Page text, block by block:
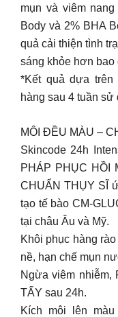
mụn và viêm
Body và 2% BHA
quả cải thiện tình
sáng khỏe hơn bao
*Kết quả dựa trên
hàng sau 4 tuần sử
MÔI ĐỀU MÀU –
Skincode 24h
PHÁP PHỤC HỒI
CHUẨN THỤY SĨ
tạo tế bào CM-
tại châu Âu và Mỹ.
Khôi phục hàng
nề, hạn chế mụn
Ngừa viêm nhiễm,
TẤY sau 24h.
Kích môi lên